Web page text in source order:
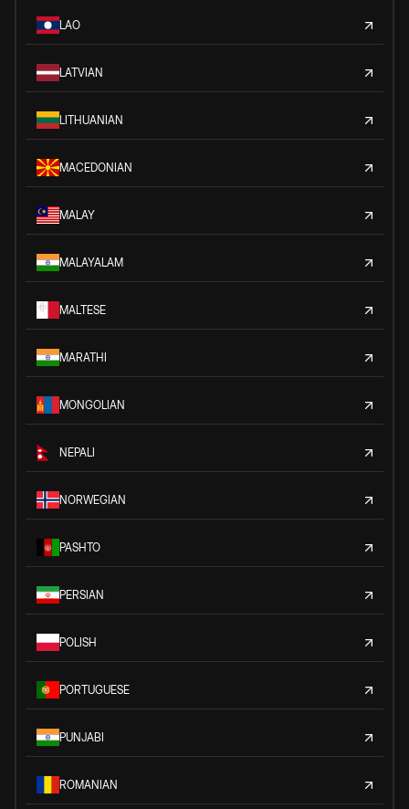
LAO
LATVIAN
LITHUANIAN
MACEDONIAN
MALAY
MALAYALAM
MALTESE
MARATHI
MONGOLIAN
NEPALI
NORWEGIAN
PASHTO
PERSIAN
POLISH
PORTUGUESE
PUNJABI
ROMANIAN